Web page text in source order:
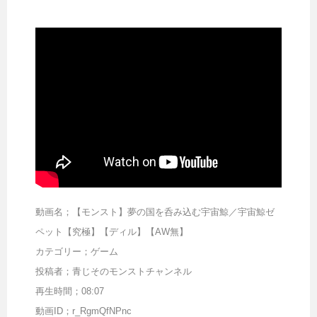
動画名；【モンスト】夢の国を呑み込む宇宙鯨／宇宙鯨ゼ
ペット【究極】【ディル】【AW無】
カテゴリー；ゲーム
投稿者；青じそのモンストチャンネル
再生時間；08:07
動画ID；r_RgmQfNPnc